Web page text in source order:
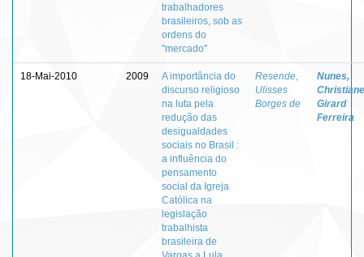
trabalhadores
brasileiros, sob as
ordens do
"mercado"
18-Mai-2010 2009
A importância do
discurso religioso
na luta pela
redução das
desigualdades
sociais no Brasil :
a influência do
pensamento
social da Igreja
Católica na
legislação
trabalhista
brasileira de
Resende,
Ulisses
Borges de
Nunes,
Christiane
Girard
Ferreira